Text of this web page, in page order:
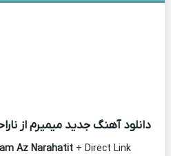
دانلود آهنگ جدید میمیرم از
Az Narahatit+ Direct Link